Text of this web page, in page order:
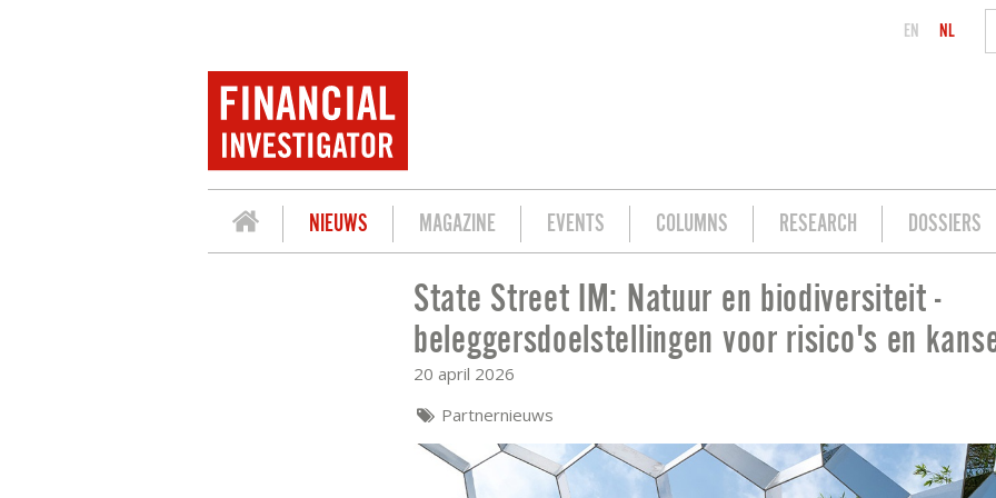
EN NL
NIEUWS MAGAZINE EVENTS COLUMNS RESEARCH DOSSIERS
STATE STREET IM: NATUUR EN BIODIVERSITEIT - BELEGGERSDOELSTELLINGEN
State Street IM: Natuur en biodiversiteit -
beleggersdoelstellingen voor risico's en
20 april 2026
Partnernieuws